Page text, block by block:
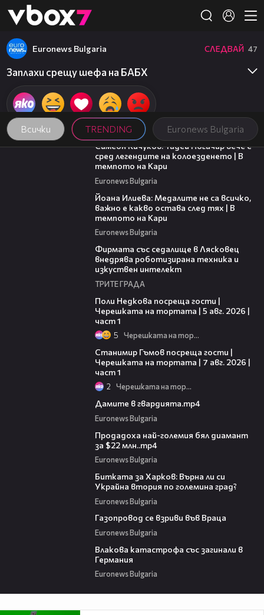
👾
Всички TRENDING Euronews Bulgaria
Euronews Bulgaria СЛЕДВАЙ 47
Заплахи срещу шефа на БАБХ
11:23
Симеон Кичуков: Тадей Погачар вече е
сред легендите на колоезденето | В
темпото на Кари
Euronews Bulgaria
Йоана Илиева: Медалите не са всичко,
важно е какво остава след тях | В
темпото на Кари
Euronews Bulgaria
Фирмата със седалище в Лясковец
внедрява роботизирана техника и
изкуствен интелект
ТРИТЕ ГРАДА
Поли Недкова посреща гости |
Черешката на тортата | 5 авг. 2026 |
част 1
5 Черешката на тортата
Станимир Гъмов посреща гости |
Черешката на тортата | 7 авг. 2026 |
част 1
2 Черешката на тортата
Дамите в гвардията.mp4
Euronews Bulgaria
Продадоха най-големия бял диамант
за $22 млн..mp4
Euronews Bulgaria
Битката за Харков: Върна ли си
Украйна втория по големина град?
Euronews Bulgaria
Газопровод се взриви във Враца
Euronews Bulgaria
Влакова катастрофа със загинали в
Германия
Euronews Bulgaria